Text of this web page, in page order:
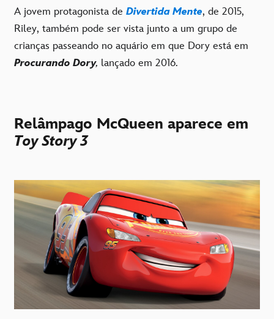
A jovem protagonista de Divertida Mente, de 2015,
Riley, também pode ser vista junto a um grupo de
crianças passeando no aquário em que Dory está em
Procurando Dory, lançado em 2016.
Relâmpago McQueen aparece em
Toy Story 3